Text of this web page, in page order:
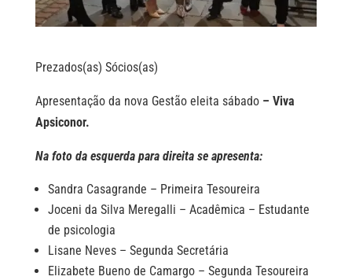
Prezados(as) Sócios(as)
Apresentação da nova Gestão eleita sábado – Viva
Apsiconor.
Na foto da esquerda para direita se apresenta:
Sandra Casagrande – Primeira Tesoureira
Joceni da Silva Meregalli – Acadêmica – Estudante
de psicologia
Lisane Neves – Segunda Secretária
Elizabete Bueno de Camargo – Segunda Tesoureira